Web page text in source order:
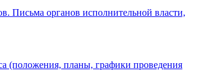
Письма органов исполнительной власти,
(положения, планы, графики проведения